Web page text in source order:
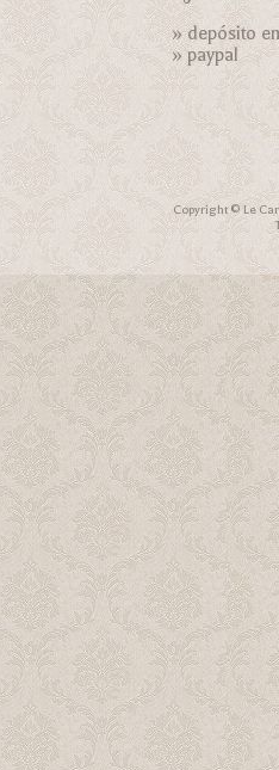
» depósito
»paypal
Copyright © Le